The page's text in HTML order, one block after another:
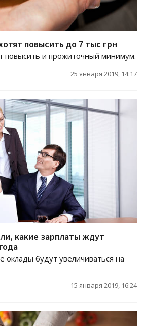
повысить до 7 тыс грн
повысить и прожиточный минимум.
25 января 2019, 14:17
какие зарплаты ждут
оклады будут увеличиваться на
15 января 2019, 16:24